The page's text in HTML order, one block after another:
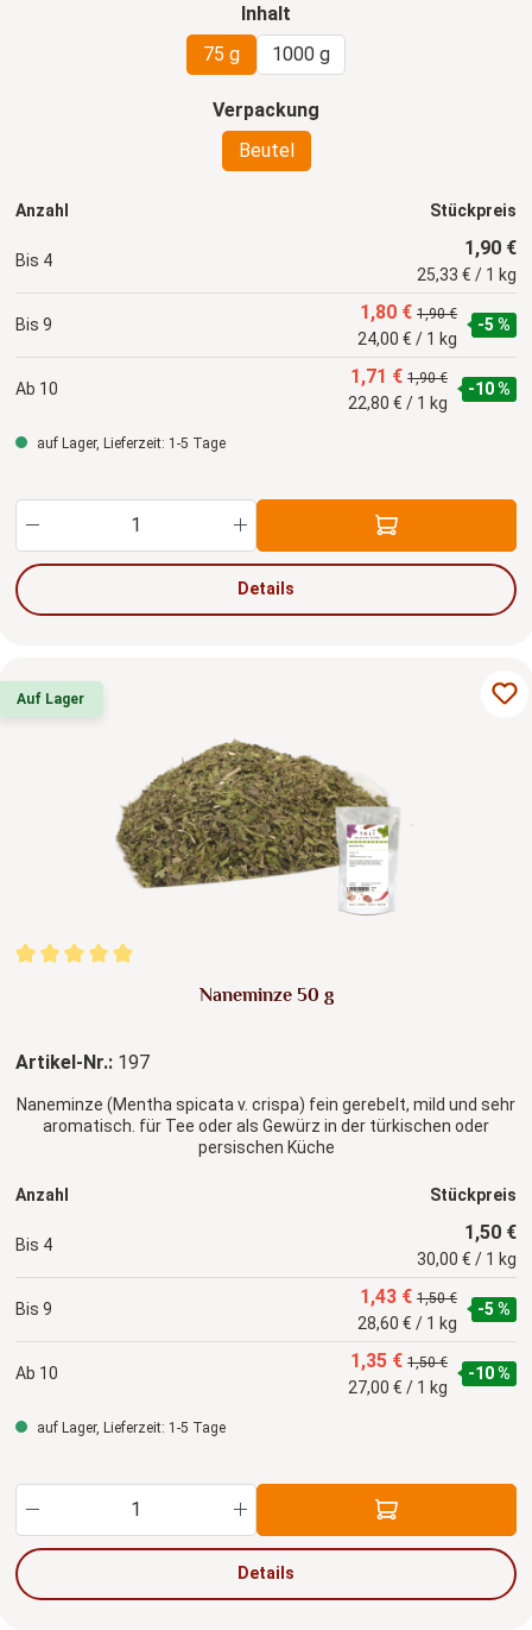
Inhalt
75 g
1000 g
Verpackung
Beutel
Anzahl Stückpreis
Bis 4
1,90 €
25,33 € / 1 kg
Bis 9
1,80 € 1,90 €
24,00 € / 1 kg
-5 %
Ab 10
1,71 € 1,90 €
22,80 € / 1 kg
-10 %
auf Lager, Lieferzeit: 1-5 Tage
Produkt Anzahl: Gib den gewünschten Wert
Details
Auf Lager
Durchschnittliche Bewertung von 5 von 5 Sternen
Naneminze 50 g
Artikel-Nr.: 197
Naneminze (Mentha spicata v. crispa) fein gerebelt, mild und sehr
aromatisch. für Tee oder als Gewürz in der türkischen oder
persischen Küche
Anzahl Stückpreis
Bis 4
1,50 €
30,00 € / 1 kg
Bis 9
1,43 € 1,50 €
28,60 € / 1 kg
-5 %
Ab 10
1,35 € 1,50 €
27,00 € / 1 kg
-10 %
auf Lager, Lieferzeit: 1-5 Tage
Produkt Anzahl: Gib den gewünschten Wert
Details